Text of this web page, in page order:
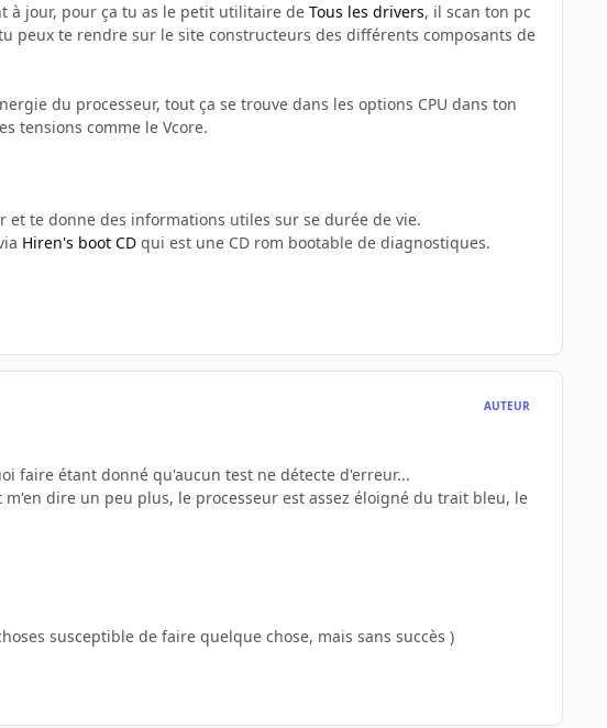
à jour, pour ça tu as le petit utilitaire de Tous les drivers, il scan ton pc
peux te rendre sur le site constructeurs des différents composants de
du processeur, tout ça se trouve dans les options CPU dans ton
tensions comme le Vcore.
te donne des informations utiles sur se durée de vie.
Hiren's boot CD qui est une CD rom bootable de diagnostiques.
AUTEUR
faire étant donné qu'aucun test ne détecte d'erreur...
dire un peu plus, le processeur est assez éloigné du trait bleu, le
susceptible de faire quelque chose, mais sans succès )